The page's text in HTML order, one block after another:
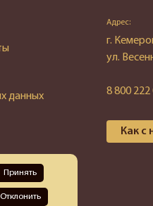
данных
Адрес:
г.
ул.
8 800 222
Как с
Принять
Отклонить